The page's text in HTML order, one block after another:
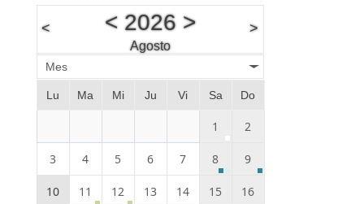
< < 2026>
Agosto
>
Mes
Lu Ma Mi Ju Vi Sa Do
1 2
3 4 5 6 7 8 9
10 11 12 13 14 15 16